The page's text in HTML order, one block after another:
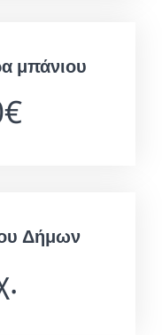
μπάνιου
Δήμων